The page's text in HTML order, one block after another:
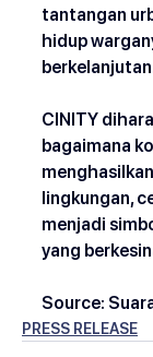
tantangan
hidup
CINITY
bagaimana
lingkungan,
menjadi
yang
Source:
PRESS RELEASE